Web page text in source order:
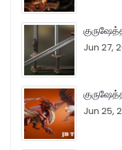
Jun 27,
Jun 25,